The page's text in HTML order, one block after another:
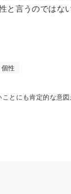
と言うのではな
個性
ことにも肯定的な意